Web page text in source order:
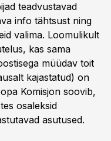
teadvustavad
info tähtsust ning
valima. Loomulikult
kas sama
müüdav toit
kajastatud) on
Komisjon soovib,
osaleksid
asutused.